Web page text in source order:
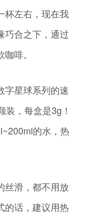
杯左右，现在我
巧合之下，通过
啡。
字星球系列的速
，每盒是3g！
的水，热
丝滑，都不用放
的话，建议用热